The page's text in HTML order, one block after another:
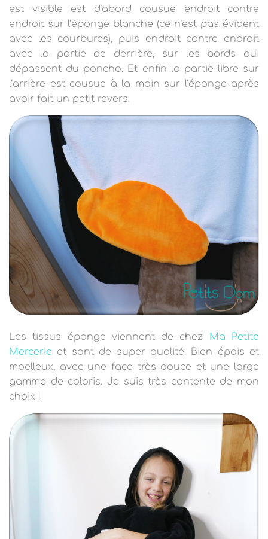
est visible est d’abord cousue endroit contre
endroit sur l’éponge blanche (ce n’est pas évident
avec les courbures), puis endroit contre endroit
avec la partie de derrière, sur les bords qui
dépassent du poncho. Et enfin la partie libre sur
l’arrière est cousue à la main sur l’éponge après
avoir fait un petit revers.
Les tissus éponge viennent de chez
Ma Petite
Mercerie et sont de super qualité. Bien épais et
moelleux, avec une face très douce et une large
gamme de coloris. Je suis très contente de mon
choix !